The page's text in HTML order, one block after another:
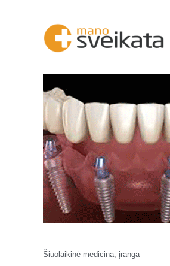
Šiuolaikinė medicina, įranga